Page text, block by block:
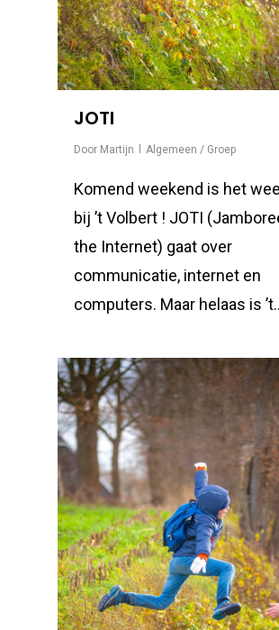
JOTI
Door Martijn Algemeen / Groep
Komend weekend is het
bij ’t Volbert ! JOTI
the Internet) gaat over
communicatie, internet en
computers. Maar helaas is